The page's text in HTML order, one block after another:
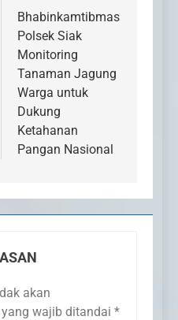
Bhabinkamtibmas
Polsek Siak
Monitoring
Tanaman Jagung
Warga untuk
Dukung
Ketahanan
Pangan Nasional
akan
yang wajib ditandai *